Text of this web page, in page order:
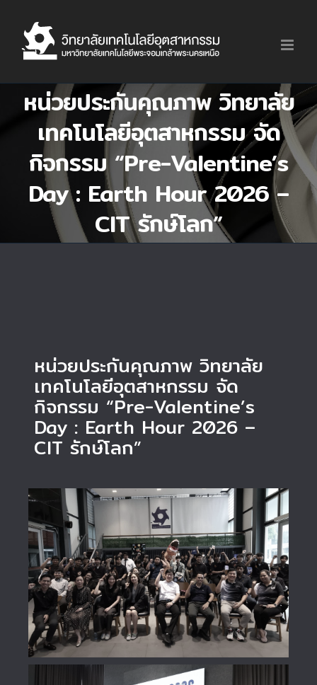
content
หน่วยประกันคุณภาพ วิทยาลัย
เทคโนโลยีอุตสาหกรรม จัด
กิจกรรม “Pre-Valentine’s
Day : Earth Hour 2026 –
CIT รักษ์โลก”
หน่วยประกันคุณภาพ วิทยาลัย
เทคโนโลยีอุตสาหกรรม จัด
กิจกรรม “Pre-Valentine’s
Day : Earth Hour 2026 –
CIT รักษ์โลก”